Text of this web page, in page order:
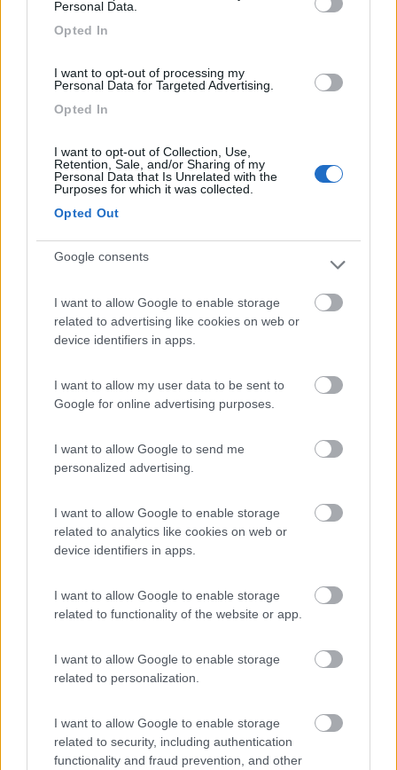
Personal Data.
Opted In
I want to opt-out of processing my
Personal Data for Targeted Advertising.
Opted In
I want to opt-out of Collection, Use,
Retention, Sale, and/or Sharing of my
Personal Data that Is Unrelated with the
Purposes for which it was collected.
Opted Out
Google consents
I want to allow Google to enable storage
related to advertising like cookies on web or
device identifiers in apps.
I want to allow my user data to be sent to
Google for online advertising purposes.
I want to allow Google to send me
personalized advertising.
I want to allow Google to enable storage
related to analytics like cookies on web or
device identifiers in apps.
I want to allow Google to enable storage
related to functionality of the website or app.
I want to allow Google to enable storage
related to personalization.
I want to allow Google to enable storage
related to security, including authentication
functionality and fraud prevention, and other
vicinanze. Anche il tragitto verso il centro città è
fattibile in 45 minuti a piedi.
Caratteristiche Posizione
ampio parcheggio gratuito ma da evitare la notte
perchè rimane isolato.
Caratteristiche Prezzo
dav67 21/10/2013 11:06
Caratteristiche Prezzo
22/08/2011 23:08
Caratteristiche Prezzo
Non gratuita, la polizia municipale è stata
Gestione Prezzo
Segnalati nei dintorni